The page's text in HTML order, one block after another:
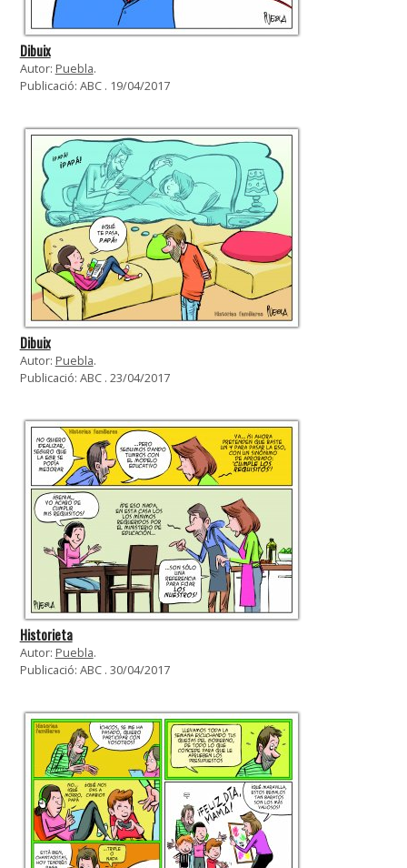
Dibuix
Autor: Puebla.
Publicació: ABC . 19/04/2017
Dibuix
Autor: Puebla.
Publicació: ABC . 23/04/2017
Historieta
Autor: Puebla.
Publicació: ABC . 30/04/2017